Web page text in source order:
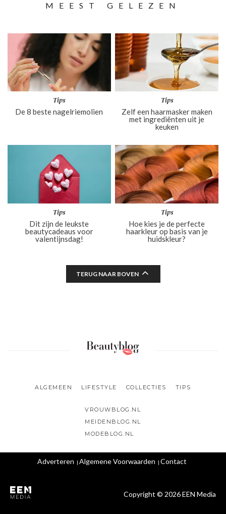
MEEST GELEZEN
Tips
De 8 beste nagelriemolien
Tips
Zelf een haarmasker maken
met ingrediënten uit je
keuken
Tips
Dit zijn de leukste
beautycadeaus voor
valentijnsdag!
Tips
Hoe kies je de perfecte
haarkleur op basis van je
huidskleur?
TERUG NAAR BOVEN
ALGEMEEN LIFESTYLE COLLECTIES TIPS
VROUWBLOG.NL
MEIDENBLOG.NL
MODEBLOG.NL
Copyright © 2026 EEN Media
Adverteren Algemene Voorwaarden Contact